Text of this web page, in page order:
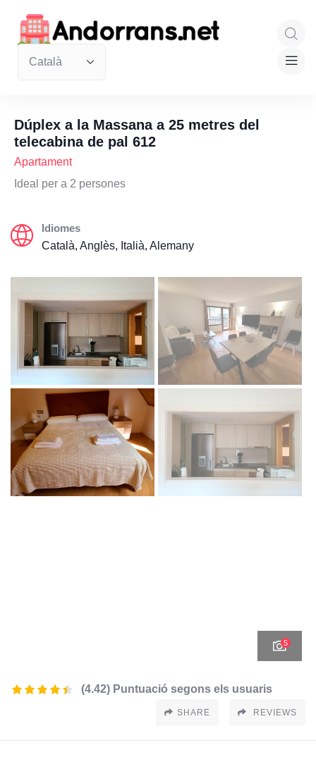
Dúplex a la Massana a 25 metres del
telecabina de pal 612
Apartament
Ideal per a 2 persones
Idiomes
Català, Anglès, Italià, Alemany
5
(4.42) Puntuació segons els usuaris
SHARE REVIEWS